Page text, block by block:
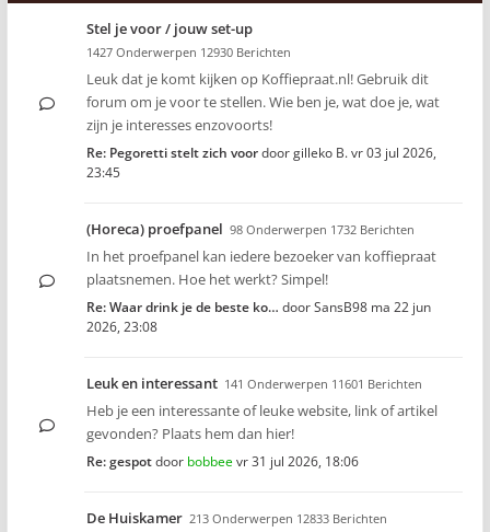
Stel je voor / jouw set-up
1427 Onderwerpen 12930 Berichten
Leuk dat je komt kijken op Koffiepraat.nl! Gebruik dit
forum om je voor te stellen. Wie ben je, wat doe je, wat
zijn je interesses enzovoorts!
Re: Pegoretti stelt zich voordoorgilleko B.vr 03 jul 2026,
23:45
(Horeca) proefpanel 98 Onderwerpen 1732 Berichten
In het proefpanel kan iedere bezoeker van koffiepraat
plaatsnemen. Hoe het werkt? Simpel!
Re: Waar drink je de beste ko… doorSansB98 ma 22 jun
2026, 23:08
Leuk en interessant 141 Onderwerpen 11601 Berichten
Heb je een interessante of leuke website, link of artikel
gevonden? Plaats hem dan hier!
Re: gespotdoor bobbeevr 31 jul 2026, 18:06
De Huiskamer 213 Onderwerpen 12833 Berichten